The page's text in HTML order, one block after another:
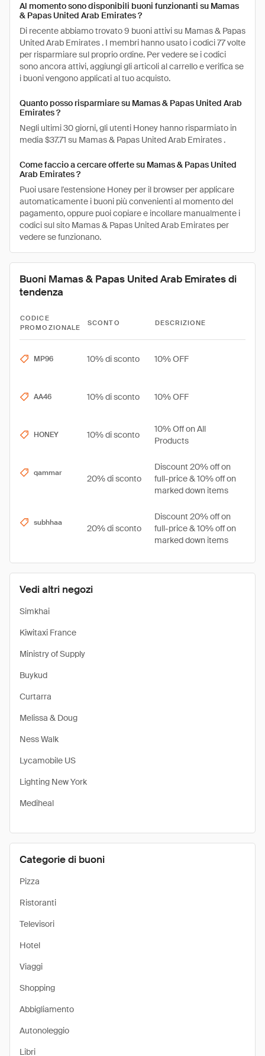
Vedi altri negozi
Simkhai
Kiwitaxi France
Ministry of Supply
Buykud
Curtarra
Melissa & Doug
Ness Walk
Lycamobile US
Lighting New York
Mediheal
Categorie di buoni
Pizza
Ristoranti
Televisori
Hotel
Viaggi
Shopping
Abbigliamento
Autonoleggio
Libri
Al momento sono disponibili buoni funzionanti su Mamas
& Papas United Arab Emirates ?
Di recente abbiamo trovato 9 buoni attivi su Mamas & Papas
United Arab Emirates . I membri hanno usato i codici 77 volte
per risparmiare sul proprio ordine. Per vedere se i codici
sono ancora attivi, aggiungi gli articoli al carrello e verifica se
i buoni vengono applicati al tuo acquisto.
Quanto posso risparmiare su Mamas & Papas United Arab
Emirates ?
Negli ultimi 30 giorni, gli utenti Honey hanno risparmiato in
media $37.71 su Mamas & Papas United Arab Emirates .
Come faccio a cercare offerte su Mamas & Papas United
Arab Emirates ?
Puoi usare l'estensione Honey per il browser per applicare
automaticamente i buoni più convenienti al momento del
pagamento, oppure puoi copiare e incollare manualmente i
codici sul sito Mamas & Papas United Arab Emirates per
vedere se funzionano.
Buoni Mamas & Papas United Arab Emirates di
tendenza
CODICE
PROMOZIONALE
SCONTO DESCRIZIONE
MP96 10% di sconto 10% OFF
AA46 10% di sconto 10% OFF
HONEY 10% di sconto
10% Off on All
Products
qammar
20% di sconto
Discount 20% off on
full-price & 10% off on
marked down items
subhhaa
20% di sconto
Discount 20% off on
full-price & 10% off on
marked down items